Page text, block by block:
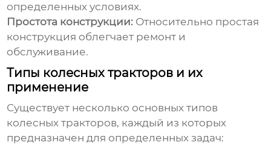
определенных условиях.
Простота конструкции: Относительно простая
конструкция облегчает ремонт и
обслуживание.
Типы колесных тракторов и их
применение
Существует несколько основных типов
колесных тракторов, каждый из которых
предназначен для определенных задач: